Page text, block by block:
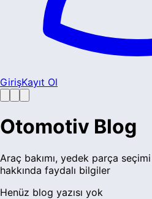
GirişKayıt Ol
Otomotiv Blog
Araç bakımı, yedek parça
hakkında faydalı bilgiler
Henüz blog yazısı yok